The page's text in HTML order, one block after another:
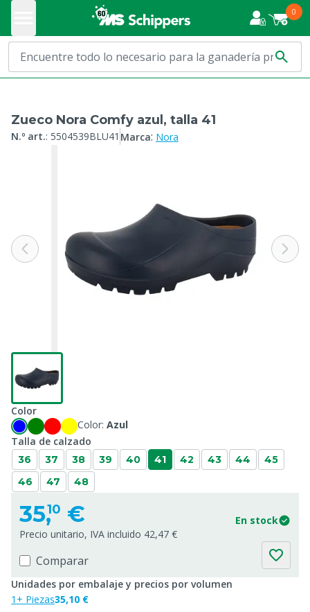
0
Zueco Nora Comfy azul, talla 41
N.º art.: 5504539BLU41 Marca: Nora
Color
Color: Azul
Talla de calzado
36 37 38 39 40 41 42 43 44
45
46
47 48
35,10 €
En stock
Precio unitario, IVA incluido 42,47 €
Comparar
Unidades por embalaje y precios por volumen
1+ Piezas35,10 €